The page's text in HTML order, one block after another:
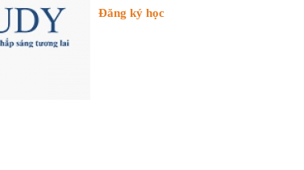
Đăng ký học